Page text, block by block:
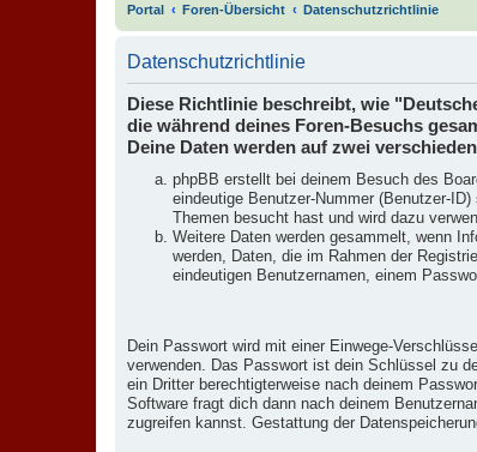
Portal Foren-Übersicht Datenschutzrichtlinie
Datenschutzrichtlinie
Diese Richtlinie beschreibt, wie
die während deines Foren-Besuchs
Deine Daten werden auf zwei
phpBB erstellt bei deinem Besuch des
eindeutige Benutzer-Nummer (Benutzer-
Themen besucht hast und wird dazu
Weitere Daten werden gesammelt, wenn
werden, Daten, die im Rahmen der
eindeutigen Benutzernamen, einem
Dein Passwort wird mit einer Einwege-
verwenden. Das Passwort ist dein Schlüssel zu
ein Dritter berechtigterweise nach deinem
Software fragt dich dann nach deinem
zugreifen kannst. Gestattung der